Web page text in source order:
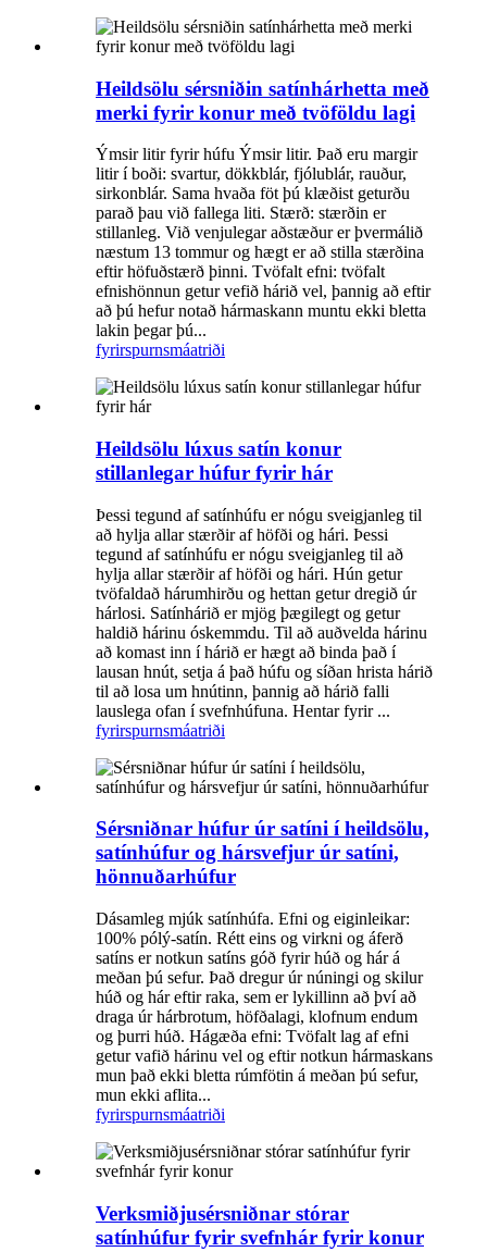
Heildsölu sérsniðin satínhárhetta með
merki fyrir konur með tvöföldu lagi
Ýmsir litir fyrir húfu Ýmsir litir. Það eru margir
litir í boði: svartur, dökkblár, fjólublár, rauður,
sirkonblár. Sama hvaða föt þú klæðist geturðu
parað þau við fallega liti. Stærð: stærðin er
stillanleg. Við venjulegar aðstæður er þvermálið
næstum 13 tommur og hægt er að stilla stærðina
eftir höfuðstærð þinni. Tvöfalt efni: tvöfalt
efnishönnun getur vefið hárið vel, þannig að eftir
að þú hefur notað hármaskann muntu ekki bletta
lakin þegar þú...
fyrirspurnsmáatriði
Heildsölu lúxus satín konur
stillanlegar húfur fyrir hár
Þessi tegund af satínhúfu er nógu sveigjanleg til
að hylja allar stærðir af höfði og hári. Þessi
tegund af satínhúfu er nógu sveigjanleg til að
hylja allar stærðir af höfði og hári. Hún getur
tvöfaldað hárumhirðu og hettan getur dregið úr
hárlosi. Satínhárið er mjög þægilegt og getur
haldið hárinu óskemmdu. Til að auðvelda hárinu
að komast inn í hárið er hægt að binda það í
lausan hnút, setja á það húfu og síðan hrista hárið
til að losa um hnútinn, þannig að hárið falli
lauslega ofan í svefnhúfuna. Hentar fyrir ...
fyrirspurnsmáatriði
Sérsniðnar húfur úr satíni í heildsölu,
satínhúfur og hársvefjur úr satíni,
hönnuðarhúfur
Dásamleg mjúk satínhúfa. Efni og eiginleikar:
100% pólý-satín. Rétt eins og virkni og áferð
satíns er notkun satíns góð fyrir húð og hár á
meðan þú sefur. Það dregur úr núningi og skilur
húð og hár eftir raka, sem er lykillinn að því að
draga úr hárbrotum, höfðalagi, klofnum endum
og þurri húð. Hágæða efni: Tvöfalt lag af efni
getur vafið hárinu vel og eftir notkun hármaskans
mun það ekki bletta rúmfötin á meðan þú sefur,
mun ekki aflita...
fyrirspurnsmáatriði
Verksmiðjusérsniðnar stórar
satínhúfur fyrir svefnhár fyrir konur